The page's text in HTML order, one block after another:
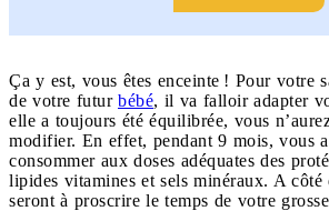
Ça y est, vous êtes enceinte ! Pour votre
de votre futur bébé, il va falloir adapter
elle a toujours été équilibrée, vous
modifier. En effet, pendant 9 mois, vous
consommer aux doses adéquates des
lipides vitamines et sels minéraux. A côté
seront à proscrire le temps de votre